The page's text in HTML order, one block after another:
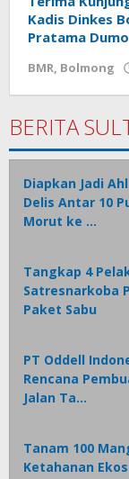
Kadis Dinkes
Pratama
BMR, Bolmong
BERITA
Diapkan Jadi
Delis Antar 10
Morut ke …
Tangkap 4
Satresnarkoba
Paket Sabu
PT Oddell
Rencana
Jalan Ta…
Tanam 100
Ketahanan